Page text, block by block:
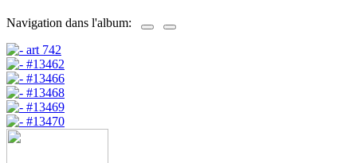
Navigation dans l'album: